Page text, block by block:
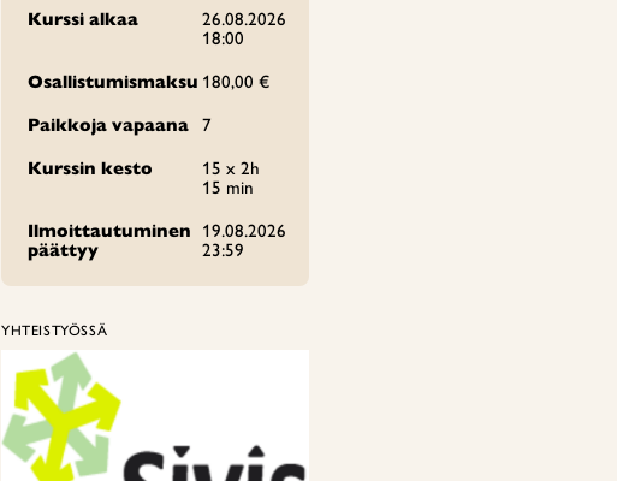
Kurssi alkaa
26.08.2026
18:00
Osallistumismaksu 180,00 €
Paikkoja vapaana
7
Kurssin kesto
15 x 2h
15 min
Ilmoittautuminen
päättyy
19.08.2026
23:59
YHTEISTYÖSSÄ